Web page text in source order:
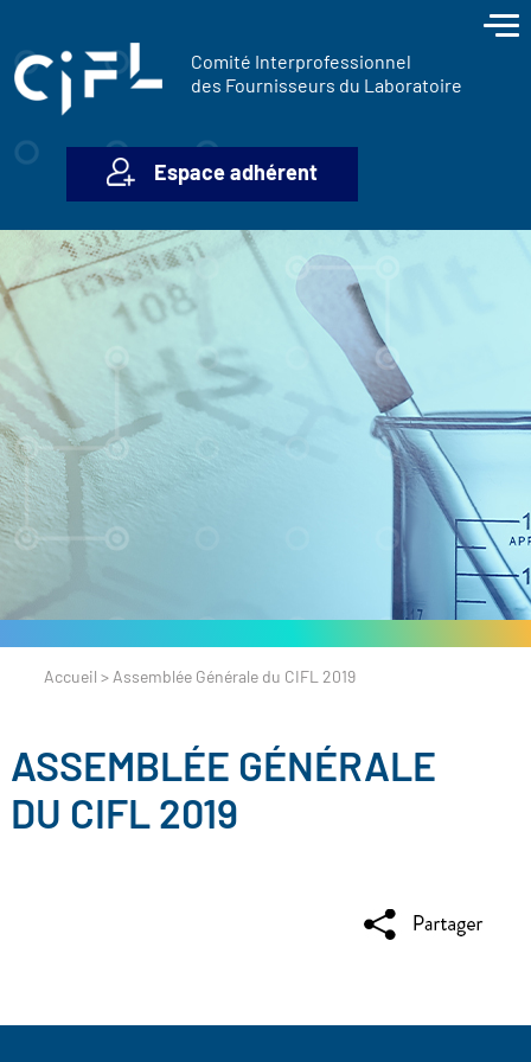
Comité Interprofessionnel
des Fournisseurs du Laboratoire
Espace adhérent
Accueil > Assemblée Générale du CIFL 2019
ASSEMBLÉE GÉNÉRALE
DU CIFL 2019